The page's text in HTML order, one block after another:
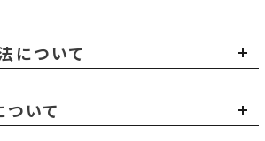
について
ついて